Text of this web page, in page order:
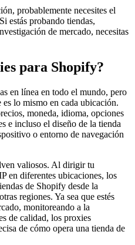
probablemente necesites el
estás probando tiendas,
de mercado, necesitas
para Shopify?
en línea en todo el mundo, pero
lo mismo en cada ubicación.
moneda, idioma, opciones
e incluso el diseño de la tienda
o entorno de navegación
valiosos. Al dirigir tu
en diferentes ubicaciones, los
de Shopify desde la
regiones. Ya sea que estés
monitoreando a la
de calidad, los proxies
de cómo opera una tienda de